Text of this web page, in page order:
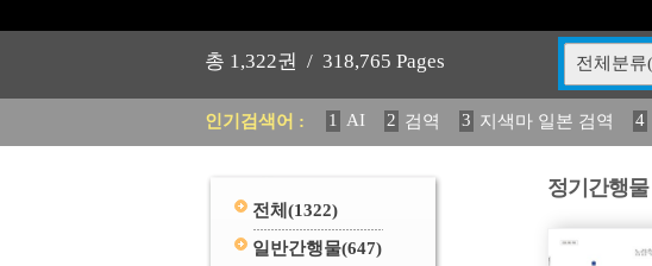
총 1,322권 / 318,765 Pages 전체분류
인기검색어 : 1 AI 2 검역 3 지색마 일본 검역 4
11 2025 12 중독성 식물 도감 13
전체 (1322)
일반간행물(647)
정기간행물